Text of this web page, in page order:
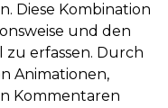
Diese Kombination
und den
zu erfassen. Durch
Animationen,
Kommentaren